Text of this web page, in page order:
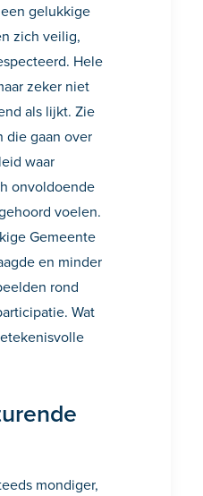
gelukkige
zich veilig,
Hele
zeker niet
als lijkt. Zie
die gaan over
waar
onvoldoende
voelen.
Gemeente
en minder
rond
Wat
mondiger,